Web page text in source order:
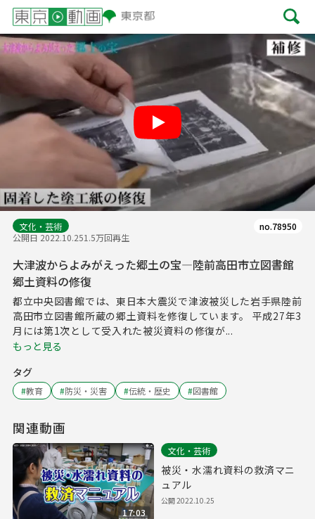
Play
文化・芸術
公開日 2022.10.251.5万回再生
no.78950
大津波からよみがえった郷土の宝―陸前高田市立図書館
郷土資料の修復
都立中央図書館では、東日本大震災で津波被災した岩手県陸前
高田市立図書館所蔵の郷土資料を修復しています。 平成27年3
月には第1次として受入れた被災資料の修復が...
もっと見る
タグ
#教育 #防災・災害 #伝統・歴史 #図書館
関連動画
17:03
文化・芸術
被災・水濡れ資料の救済マニ
ュアル
公開2022.10.25